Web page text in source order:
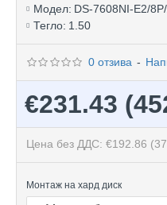
Модел: DS-7608NI-E2/
Тегло: 1.50
0 отзива -
€231.43
Цена без ДДС: €192.86
Монтаж на хард диск